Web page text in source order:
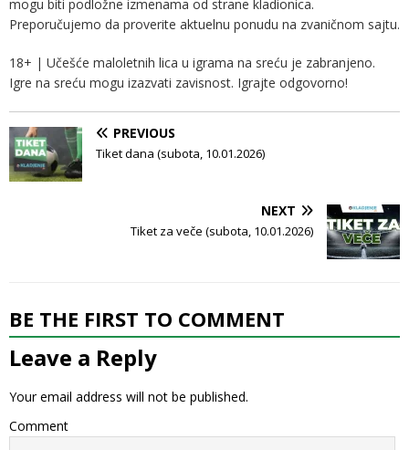
mogu biti podložne izmenama od strane kladionica.
Preporučujemo da proverite aktuelnu ponudu na zvaničnom sajtu.
18+ | Učešće maloletnih lica u igrama na sreću je zabranjeno.
Igre na sreću mogu izazvati zavisnost. Igrajte odgovorno!
PREVIOUS
Tiket dana (subota, 10.01.2026)
NEXT
Tiket za veče (subota, 10.01.2026)
BE THE FIRST TO COMMENT
Leave a Reply
Your email address will not be published.
Comment